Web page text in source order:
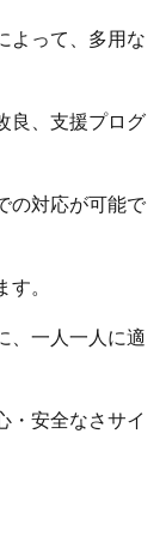
よって、多用な
良、支援プログ
の対応が可能で
。
、一人一人に適
・安全なさサイ